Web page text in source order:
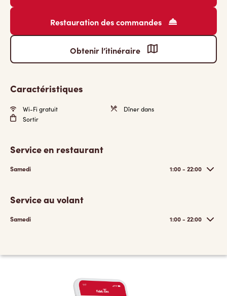
Restauration des commandes
Obtenir l’itinéraire
Caractéristiques
Wi-Fi gratuit
Dîner dans
Sortir
Service en restaurant
Samedi 1:00 - 22:00
Service au volant
Samedi 1:00 - 22:00